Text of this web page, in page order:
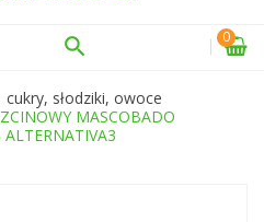
0
cukry, słodziki, owoce
MASCOBADO